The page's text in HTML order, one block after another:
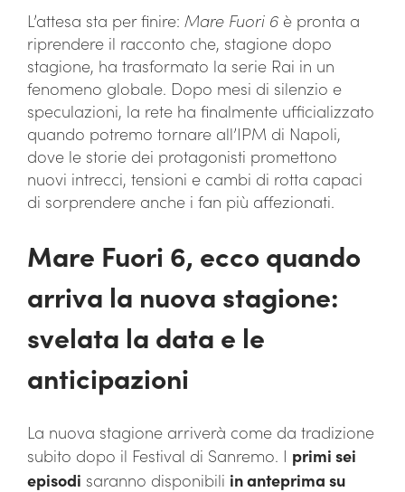
L’attesa sta per finire: Mare Fuori 6 è pronta a
riprendere il racconto che, stagione dopo
stagione, ha trasformato la serie Rai in un
fenomeno globale. Dopo mesi di silenzio e
speculazioni, la rete ha finalmente ufficializzato
quando potremo tornare all’IPM di Napoli,
dove le storie dei protagonisti promettono
nuovi intrecci, tensioni e cambi di rotta capaci
di sorprendere anche i fan più affezionati.
Mare Fuori 6, ecco quando
arriva la nuova stagione:
svelata la data e le
anticipazioni
La nuova stagione arriverà come da tradizione
subito dopo il Festival di Sanremo. I primi sei
episodi saranno disponibili in anteprima su